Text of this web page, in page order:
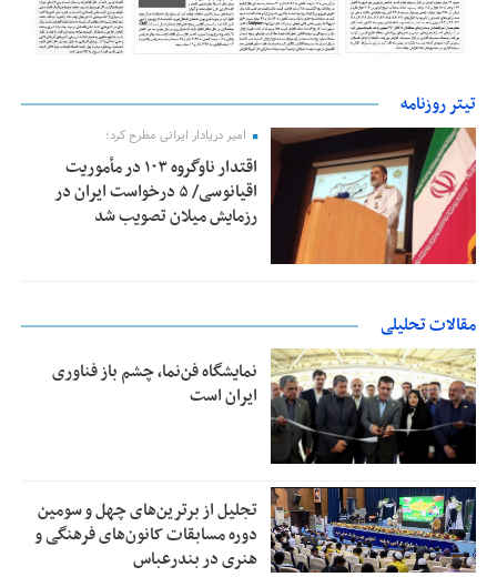
تیتر روزنامه
امیر دریادار ایرانی مطرح کرد؛
اقتدار ناوگروه ۱۰۳ در مأموریت‌
اقیانوسی/ ۵ درخواست ایران در
رزمایش میلان تصویب شد
مقالات تحلیلی
نمایشگاه فن‌نما، چشم باز فناوری
ایران است
تجلیل از بر‌ترین‌های چهل و سومین
دوره مسابقات کانون‌های فرهنگی و
هنری در بندرعباس